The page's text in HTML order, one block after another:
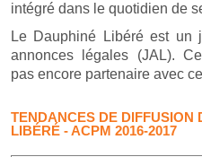
intégré dans le quotidien de
Le Dauphiné Libéré est un
annonces légales (JAL).
pas encore partenaire avec
TENDANCES DE DIFFUSION
LIBÉRÉ - ACPM 2016-2017